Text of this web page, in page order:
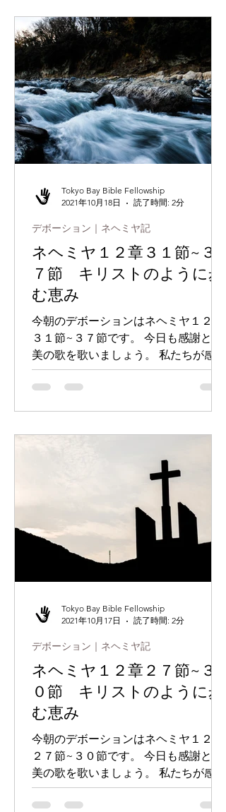
ネヘミヤ１２章３１節~３
７節 キリストのように歩
む恵み
今朝のデボーションはネヘミヤ１２章
３１節~３７節です。 今日も感謝と賛
美の歌を歌いましょう。 私たちが感謝
するのは、与えられた後も含まれます
が、与えられ、受け取る前に感謝する
サロニケ５章１８節）私たちが厳し
デボーション｜ネヘミヤ記
Tokyo Bay Bible Fellowship
2021年10月18日
読了時間: 2分
ネヘミヤ１２章２７節~３
０節 キリストのように歩
む恵み
今朝のデボーションはネヘミヤ１２章
２７節~３０節です。 今日も感謝と賛
美の歌を歌いましょう。 私たちが感謝
するのは、与えられた後も含まれます
が、与えられ、受け取る前に感謝する
デボーション｜ネヘミヤ記
Tokyo Bay Bible Fellowship
2021年10月17日
読了時間: 2分